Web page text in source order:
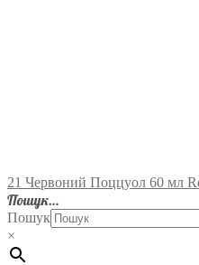
21 Червоний Поццуол 60 мл
Пошук…
Пошук
×